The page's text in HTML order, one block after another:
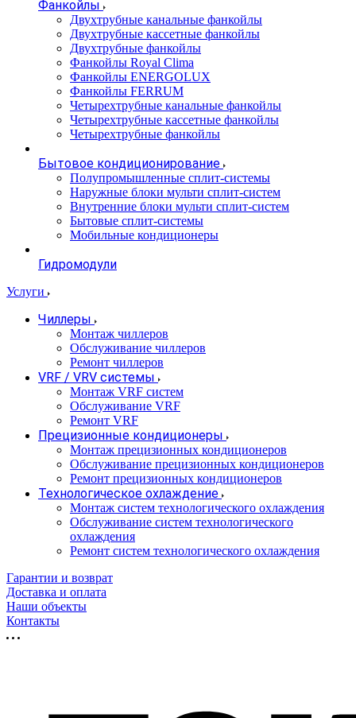
Фанкойлы
Двухтрубные канальные фанкойлы
Двухтрубные кассетные фанкойлы
Двухтрубные фанкойлы
Фанкойлы Royal Clima
Фанкойлы ENERGOLUX
Фанкойлы FERRUM
Четырехтрубные канальные фанкойлы
Четырехтрубные кассетные фанкойлы
Четырехтрубные фанкойлы
Бытовое кондиционирование
Полупромышленные сплит-системы
Наружные блоки мульти сплит-систем
Внутренние блоки мульти сплит-систем
Бытовые сплит-системы
Мобильные кондиционеры
Гидромодули
Услуги
Чиллеры
Монтаж чиллеров
Обслуживание чиллеров
Ремонт чиллеров
VRF / VRV системы
Монтаж VRF систем
Обслуживание VRF
Ремонт VRF
Прецизионные кондиционеры
Монтаж прецизионных кондиционеров
Обслуживание прецизионных кондиционеров
Ремонт прецизионных кондиционеров
Технологическое охлаждение
Монтаж систем технологического охлаждения
Обслуживание систем технологического
охлаждения
Ремонт систем технологического охлаждения
Гарантии и возврат
Доставка и оплата
Наши объекты
Контакты